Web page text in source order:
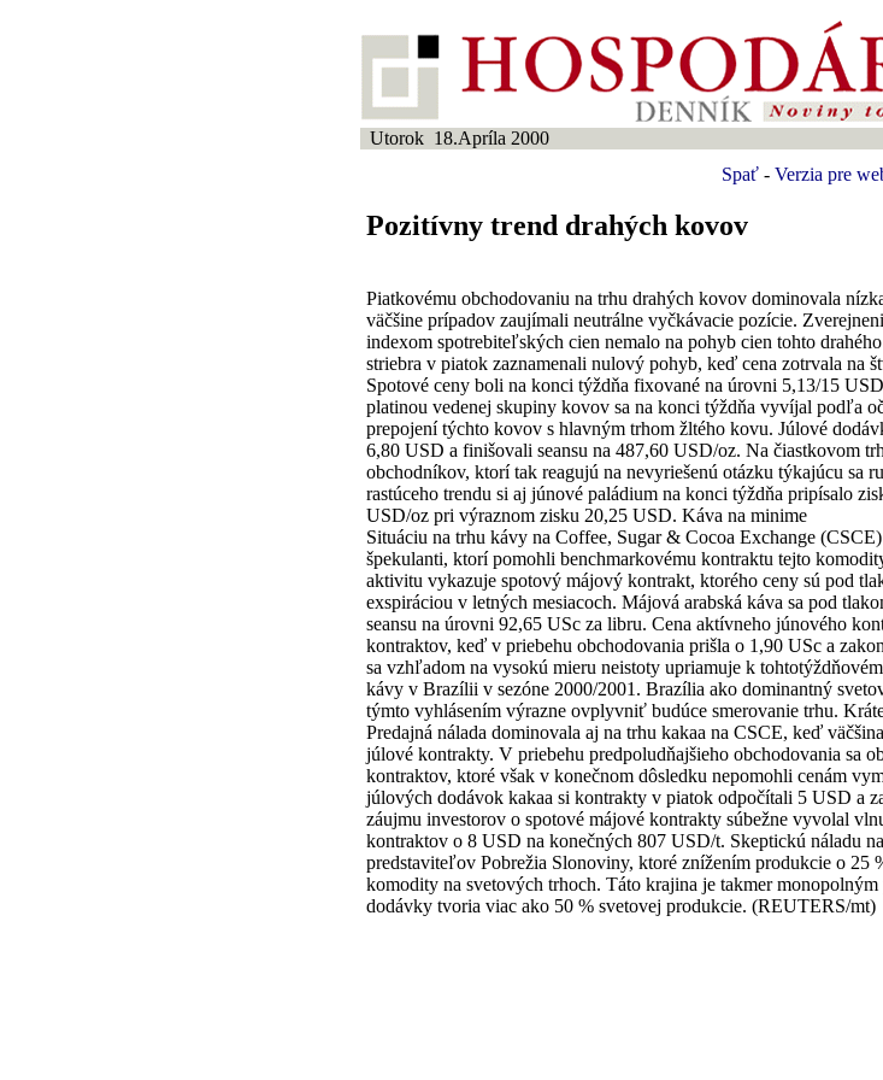
Utorok 18.Apríla 2000
Spať - Verzia pre
Pozitívny trend drahých kovov
Piatkovému obchodovaniu na trhu drahých kovov dominovala
väčšine prípadov zaujímali neutrálne vyčkávacie pozície.
indexom spotrebiteľských cien nemalo na pohyb cien tohto
striebra v piatok zaznamenali nulový pohyb, keď cena zotrvala na
Spotové ceny boli na konci týždňa fixované na úrovni 5,13/15
platinou vedenej skupiny kovov sa na konci týždňa vyvíjal podľa
prepojení týchto kovov s hlavným trhom žltého kovu. Júlové
6,80 USD a finišovali seansu na 487,60 USD/oz. Na čiastkovom
obchodníkov, ktorí tak reagujú na nevyriešenú otázku týkajúcu sa
rastúceho trendu si aj júnové paládium na konci týždňa pripísalo
USD/oz pri výraznom zisku 20,25 USD. Káva na minime
Situáciu na trhu kávy na Coffee, Sugar & Cocoa Exchange
špekulanti, ktorí pomohli benchmarkovému kontraktu tejto
aktivitu vykazuje spotový májový kontrakt, ktorého ceny sú pod
exspiráciou v letných mesiacoch. Májová arabská káva sa pod
seansu na úrovni 92,65 USc za libru. Cena aktívneho júnového
kontraktov, keď v priebehu obchodovania prišla o 1,90 USc a
sa vzhľadom na vysokú mieru neistoty upriamuje k
kávy v Brazílii v sezóne 2000/2001. Brazília ako dominantný
týmto vyhlásením výrazne ovplyvniť budúce smerovanie trhu.
Predajná nálada dominovala aj na trhu kakaa na CSCE, keď
júlové kontrakty. V priebehu predpoludňajšieho obchodovania sa
kontraktov, ktoré však v konečnom dôsledku nepomohli cenám
júlových dodávok kakaa si kontrakty v piatok odpočítali 5 USD a
záujmu investorov o spotové májové kontrakty súbežne vyvolal
kontraktov o 8 USD na konečných 807 USD/t. Skeptickú náladu
predstaviteľov Pobrežia Slonoviny, ktoré znížením produkcie o 25
komodity na svetových trhoch. Táto krajina je takmer
dodávky tvoria viac ako 50 % svetovej produkcie. (REUTERS/mt)